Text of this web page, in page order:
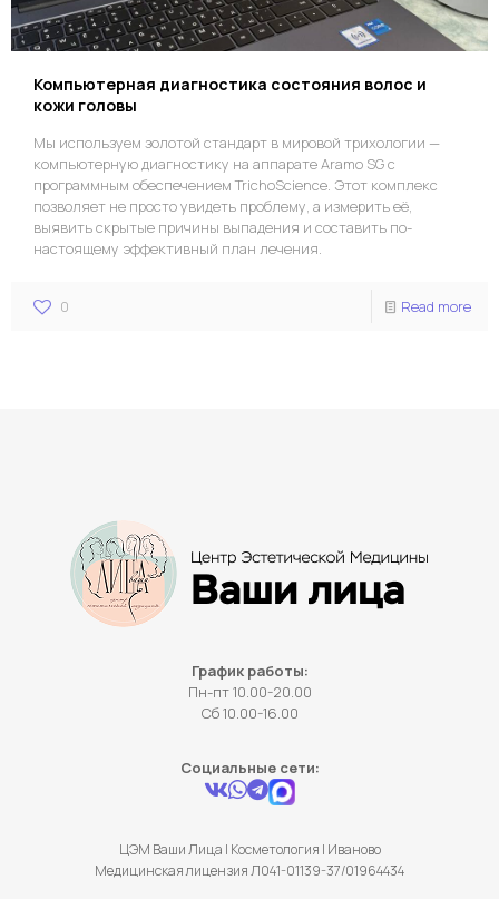
Компьютерная диагностика состояния волос и
кожи головы
Мы используем золотой стандарт в мировой трихологии —
компьютерную диагностику на аппарате Aramo SG с
программным обеспечением TrichoScience. Этот комплекс
позволяет не просто увидеть проблему, а измерить её,
выявить скрытые причины выпадения и составить по-
настоящему эффективный план лечения.
0 Read more
График работы:
Пн-пт 10.00-20.00
Сб 10.00-16.00
Социальные сети:
ЦЭМ Ваши Лица | Косметология | Иваново
Медицинская лицензия Л041-01139-37/01964434